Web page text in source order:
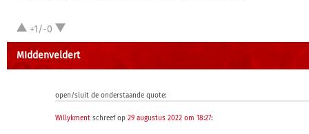
+1/-0
MIddenveldert
open/sluit de onderstaande quote:
Willykment schreef op 29 augustus 2022 om 18:27: